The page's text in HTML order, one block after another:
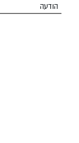
הודעה